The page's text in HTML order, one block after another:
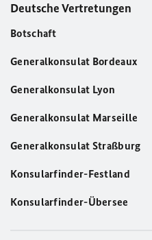
Deutsche Vertretungen
Botschaft
Generalkonsulat Bordeaux
Generalkonsulat Lyon
Generalkonsulat Marseille
Generalkonsulat Straßburg
Konsularfinder-Festland
Konsularfinder-Übersee